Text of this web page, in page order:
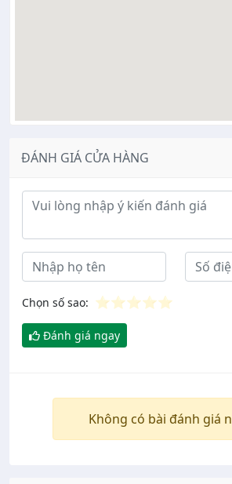
ĐÁNH GIÁ CỬA HÀNG
Ý kiến đánh giá
Chọn số sao: ⭐⭐⭐⭐⭐
Đánh giá ngay
Không có bài đánh giá